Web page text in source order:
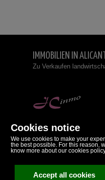
IMMOBILIEN IN
Zu Verkaufen
Paseo Dolores Piera, 5
03720 Benissa, Alicante
Spanien
634540596
Cookies notice
We use cookies to make your
the best possible. For this reason,
know more about our cookies
Accept all cookies